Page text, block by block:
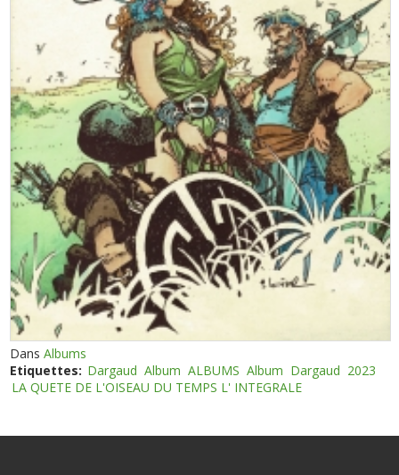
DansAlbums
Etiquettes: Dargaud Album ALBUMS Album Dargaud 2023
LA QUETE DE L'OISEAU DU TEMPS L' INTEGRALE